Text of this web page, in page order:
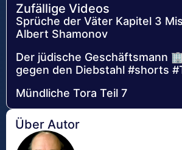
Zufällige Videos
Sprüche der Väter Kapitel 3
Albert Shamonov
Der jüdische Geschäftsmann
gegen den Diebstahl #shorts
Mündliche Tora Teil 7
Über Autor